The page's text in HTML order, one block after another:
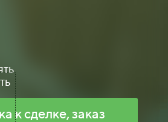
к сделке, заказ